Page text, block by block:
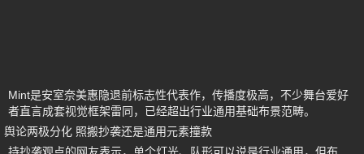
Mint是安室奈美惠隐退前标志性代表作，传播度极高，不少舞台爱好
者直言成套视觉框架雷同，已经超出行业通用基础布景范畴。
舆论两极分化 照搬抄袭还是通用元素撞款